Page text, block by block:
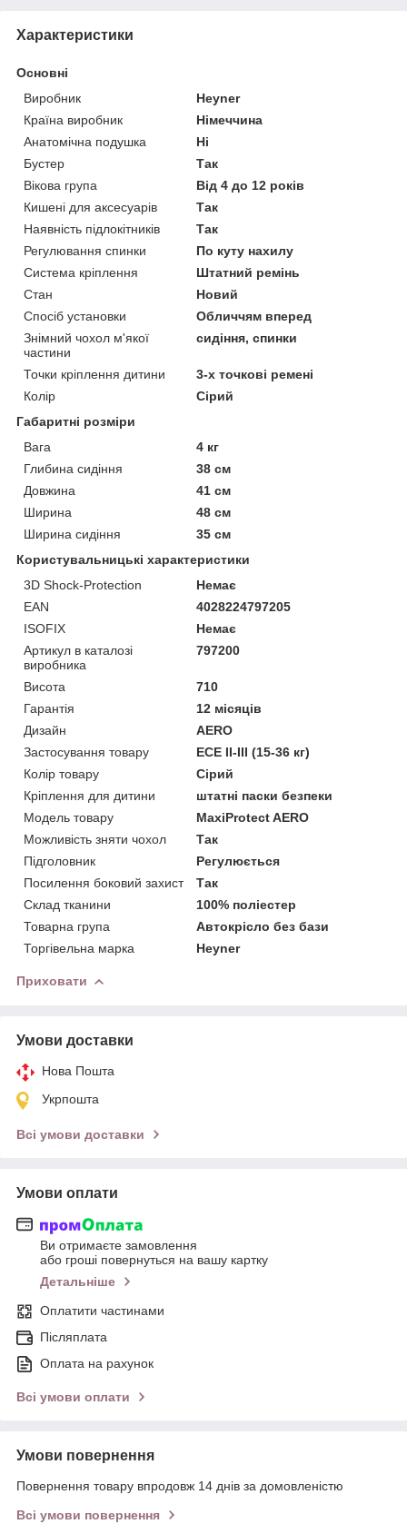
Характеристики
Основні
Виробник
Heyner
Країна виробник
Німеччина
Анатомічна подушка
Ні
Бустер
Так
Вікова група
Від 4 до 12 років
Кишені для аксесуарів
Так
Наявність підлокітників
Так
Регулювання спинки
По куту нахилу
Система кріплення
Штатний ремінь
Стан
Новий
Спосіб установки
Обличчям вперед
Знімний чохол м'якої
частини
сидіння, спинки
Точки кріплення дитини
3-х точкові ремені
Колір
Сірий
Габаритні розміри
Вага
4 кг
Глибина сидіння
38 см
Довжина
41 см
Ширина
48 см
Ширина сидіння
35 см
Користувальницькі характеристики
3D Shock-Protection
Немає
EAN
4028224797205
ISOFIX
Немає
Артикул в каталозі
виробника
797200
Висота
710
Гарантія
12 місяців
Дизайн
AERO
Застосування товару
ECE II-III (15-36 кг)
Колір товару
Сірий
Кріплення для дитини
штатні паски безпеки
Модель товару
MaxiProtect AERO
Можливість зняти чохол
Так
Підголовник
Регулюється
Посилення боковий захист
Так
Склад тканини
100% поліестер
Товарна група
Автокрісло без бази
Торгівельна марка
Heyner
Приховати
Умови доставки
Нова Пошта
Укрпошта
Всі умови доставки
Умови оплати
Ви отримаєте замовлення
або гроші повернуться на вашу картку
Детальніше
Оплатити частинами
Післяплата
Оплата на рахунок
Всі умови оплати
Умови повернення
Повернення товару впродовж 14 днів за домовленістю
Всі умови повернення